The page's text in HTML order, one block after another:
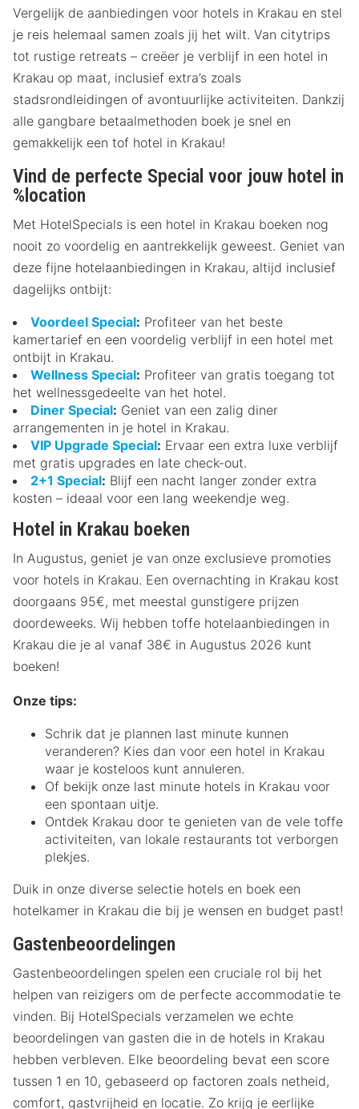
Vergelijk de aanbiedingen voor hotels in Krakau en stel
je reis helemaal samen zoals jij het wilt. Van citytrips
tot rustige retreats – creëer je verblijf in een hotel in
Krakau op maat, inclusief extra’s zoals
stadsrondleidingen of avontuurlijke activiteiten. Dankzij
alle gangbare betaalmethoden boek je snel en
gemakkelijk een tof hotel in Krakau!
Vind de perfecte Special voor jouw hotel in
%location
Met HotelSpecials is een hotel in Krakau boeken nog
nooit zo voordelig en aantrekkelijk geweest. Geniet van
deze fijne hotelaanbiedingen in Krakau, altijd inclusief
dagelijks ontbijt:
Voordeel Special: Profiteer van het beste
kamertarief en een voordelig verblijf in een hotel met
ontbijt in Krakau.
Wellness Special: Profiteer van gratis toegang tot
het wellnessgedeelte van het hotel.
Diner Special: Geniet van een zalig diner
arrangementen in je hotel in Krakau.
VIP Upgrade Special: Ervaar een extra luxe verblijf
met gratis upgrades en late check-out.
2+1 Special: Blijf een nacht langer zonder extra
kosten – ideaal voor een lang weekendje weg.
Hotel in Krakau boeken
In Augustus, geniet je van onze exclusieve promoties
voor hotels in Krakau. Een overnachting in Krakau kost
doorgaans 95€, met meestal gunstigere prijzen
doordeweeks. Wij hebben toffe hotelaanbiedingen in
Krakau die je al vanaf 38€ in Augustus 2026 kunt
boeken!
Onze tips:
Schrik dat je plannen last minute kunnen
veranderen? Kies dan voor een hotel in Krakau
waar je kosteloos kunt annuleren.
Of bekijk onze last minute hotels in Krakau voor
een spontaan uitje.
Ontdek Krakau door te genieten van de vele toffe
activiteiten, van lokale restaurants tot verborgen
plekjes.
Duik in onze diverse selectie hotels en boek een
hotelkamer in Krakau die bij je wensen en budget past!
Gastenbeoordelingen
Gastenbeoordelingen spelen een cruciale rol bij het
helpen van reizigers om de perfecte accommodatie te
vinden. Bij HotelSpecials verzamelen we echte
beoordelingen van gasten die in de hotels in Krakau
hebben verbleven. Elke beoordeling bevat een score
tussen 1 en 10, gebaseerd op factoren zoals netheid,
comfort, gastvrijheid en locatie. Zo krijg je eerlijke